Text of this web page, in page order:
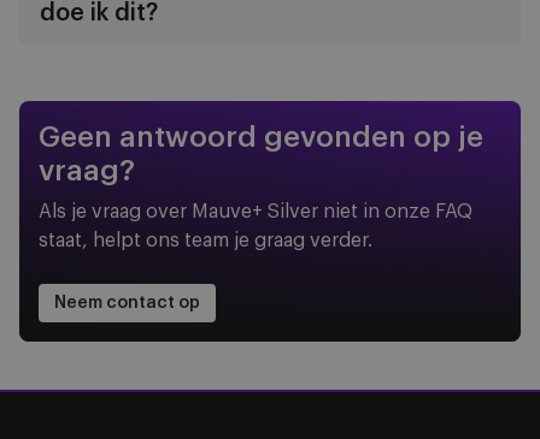
doe ik dit?
Geen antwoord gevonden op je
vraag?
Als je vraag over Mauve+ Silver niet in onze FAQ
staat, helpt ons team je graag verder.
Neem contact op